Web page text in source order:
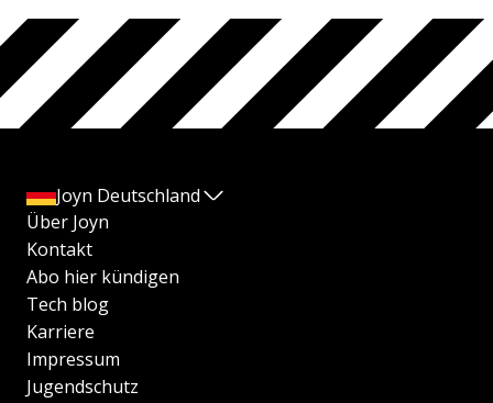
Joyn Deutschland
Über Joyn
Kontakt
Abo hier kündigen
Tech blog
Karriere
Impressum
Jugendschutz